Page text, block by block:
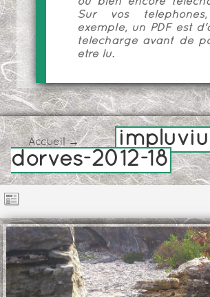
ou bien encore
Sur vos
exemple, un PDF est
téléchargé avant de
être lu.
Accueil→
dorves-2012-18